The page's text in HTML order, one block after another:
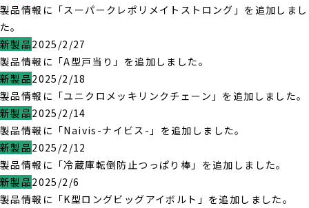
製品情報に「スーパークレポリメイトストロング」を追加しまし
た。
新製品2025/2/27
製品情報に「A型戸当り」を追加しました。
新製品2025/2/18
製品情報に「ユニクロメッキリンクチェーン」を追加しました。
新製品2025/2/14
製品情報に「Naivis-ナイビス-」を追加しました。
新製品2025/2/12
製品情報に「冷蔵庫転倒防止つっぱり棒」を追加しました。
新製品2025/2/6
製品情報に「K型ロングビッグアイボルト」を追加しました。